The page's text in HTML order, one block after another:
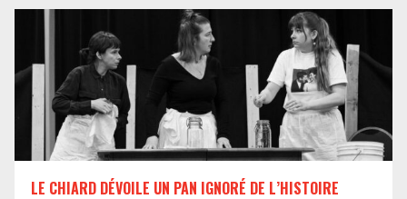
LE CHIARD DÉVOILE UN PAN IGNORÉ DE L’HISTOIRE